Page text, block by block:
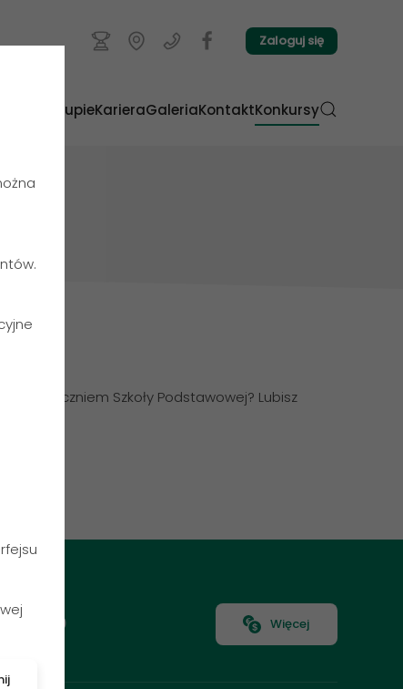
Zaloguj się
O GrupieKarieraGaleriaKontaktKonkursy
uczniem Szkoły Podstawowej? Lubisz
5.1820 Więcej